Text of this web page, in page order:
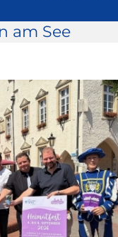
am See